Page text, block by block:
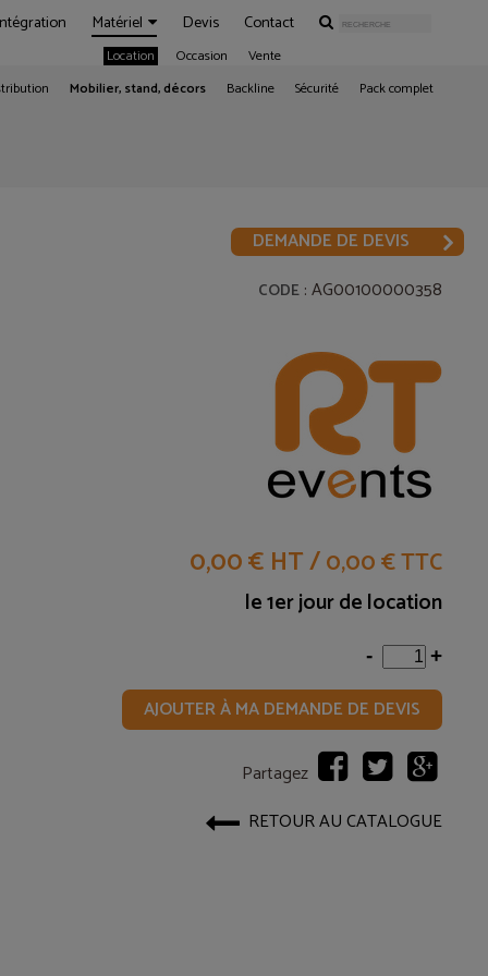
Matériel
Location Occasion Vente
Devis Contact
Mobilier, stand, décors Backline Sécurité Pack complet
DEMANDE DE DEVIS
CODE : AG00100000358
0,00 € HT/0,00 € TTC
le 1er jour de location
- +
AJOUTER À MA DEMANDE DE DEVIS
Partagez
RETOUR AU CATALOGUE